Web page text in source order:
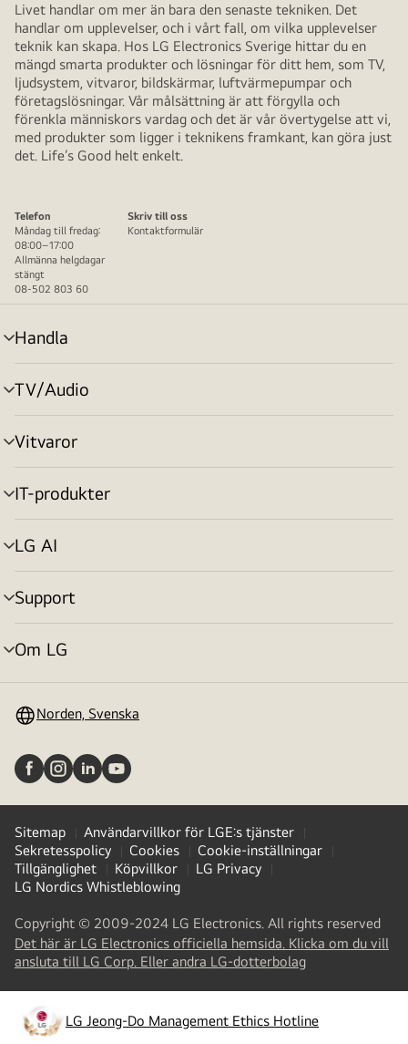
Livet handlar om mer än bara den senaste tekniken. Det
handlar om upplevelser, och i vårt fall, om vilka upplevelser
teknik kan skapa. Hos LG Electronics Sverige hittar du en
mängd smarta produkter och lösningar för ditt hem, som TV,
ljudsystem, vitvaror, bildskärmar, luftvärmepumpar och
företagslösningar. Vår målsättning är att förgylla och
förenkla människors vardag och det är vår övertygelse att vi,
med produkter som ligger i teknikens framkant, kan göra just
det. Life’s Good helt enkelt.
Telefon
Måndag till fredag:
08:00–17:00
Allmänna helgdagar
stängt
08-502 803 60
Skriv till oss
Kontaktformulär
Handla
menyväxling
TV/Audio
menyväxling
Vitvaror
menyväxling
IT-produkter
menyväxling
LG AI
menyväxling
Support
menyväxling
Om LG
menyväxling
Norden, Svenska
Sitemap
Användarvillkor för LGE:s tjänster
Sekretesspolicy
Cookies
Cookie-inställningar
Tillgänglighet
Köpvillkor
LG Privacy
LG Nordics Whistleblowing
Copyright © 2009-2024 LG Electronics. All rights reserved
Det här är LG Electronics officiella hemsida. Klicka om du vill
ansluta till LG Corp. Eller andra LG-dotterbolag(
a
new
tab
LG Jeong-Do Management Ethics Hotline
opens